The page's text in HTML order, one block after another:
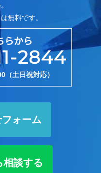
無料です。
らから
2844
（土日祝対応）
ォーム
相談する